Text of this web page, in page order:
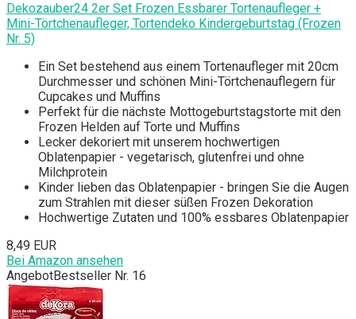
Dekozauber24 2er Set Frozen Essbarer Tortenaufleger +
Mini-Törtchenaufleger, Tortendeko Kindergeburtstag (Frozen
Nr. 5)
Ein Set bestehend aus einem Tortenaufleger mit 20cm
Durchmesser und schönen Mini-Törtchenauflegern für
Cupcakes und Muffins
Perfekt für die nächste Mottogeburtstagstorte mit den
Frozen Helden auf Torte und Muffins
Lecker dekoriert mit unserem hochwertigen
Oblatenpapier - vegetarisch, glutenfrei und ohne
Milchprotein
Kinder lieben das Oblatenpapier - bringen Sie die Augen
zum Strahlen mit dieser süßen Frozen Dekoration
Hochwertige Zutaten und 100% essbares Oblatenpapier
8,49 EUR
Bei Amazon ansehen
AngebotBestseller Nr. 16